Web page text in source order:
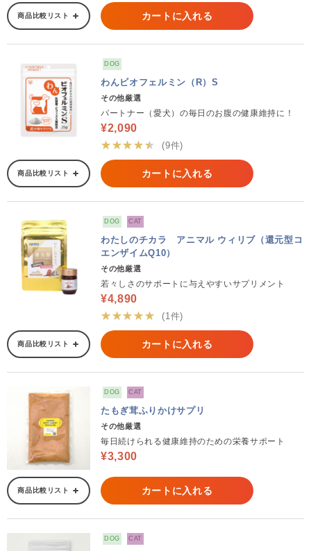
商品比較リスト カートに入れる
DOG
わんビオフェルミン（R）S
その他厳選
パートナー（愛犬）の毎日のお腹の健康維持に！
¥2,090
★★★★★
(9件)
商品比較リスト カートに入れる
DOG CAT
わたしのチカラ アニマル ウィリブ（還元型コ
エンザイムQ10）
その他厳選
若々しさのサポートに与えやすいサプリメント
¥4,890
★★★★★
(1件)
商品比較リスト カートに入れる
DOG CAT
たもぎ茸ふりかけサプリ
その他厳選
毎日続けられる健康維持のための栄養サポート
¥3,300
商品比較リスト カートに入れる
DOG CAT